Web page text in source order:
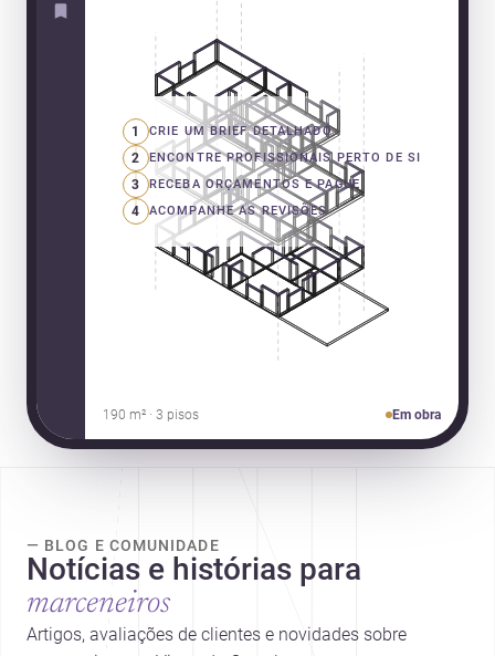
1 CRIE UM BRIEF DETALHADO
2 ENCONTRE PROFISSIONAIS PERTO DE SI
3 RECEBA ORÇAMENTOS E PAGUE
4 ACOMPANHE AS REVISÕES
190 m² · 3 pisos Em obra
— BLOG E COMUNIDADE
Notícias e histórias para
marceneiros
Artigos, avaliações de clientes e novidades sobre